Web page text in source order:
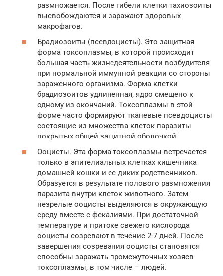
размножается. После гибели клетки тахиозоиты
высвобождаются и заражают здоровых
макрофагов.
Брадиозоиты (псевдоцисты). Это защитная
форма токсоплазмы, в которой происходит
большая часть жизнедеятельности возбудителя
при нормальной иммунной реакции со стороны
зараженного организма. Форма клетки
брадиозоитов удлиненная, ядро смещено к
одному из окончаний. Токсоплазмы в этой
форме часто формируют тканевые псевдоцисты
состоящие из множества клеток паразиты
покрытых общей защитной оболочкой.
Ооцисты. Эта форма токсоплазмы встречается
только в эпителиальных клетках кишечника
домашней кошки и ее диких родственников.
Образуется в результате полового размножения
паразита внутри клеток животного. Затем
незрелые ооцисты выделяются в окружающую
среду вместе с фекалиями. При достаточной
температуре и притоке свежего кислорода
ооцисты созревают в течение 2-7 дней. После
завершения созревания ооцисты становятся
способны заражать промежуточных хозяев
токсоплазмы, в том числе – людей.